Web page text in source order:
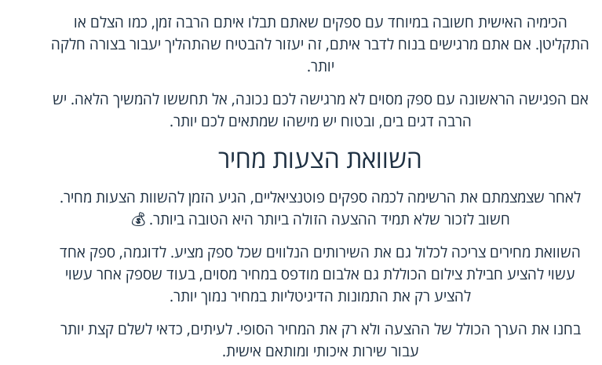
הכימיה האישית חשובה במיוחד עם ספקים שאתם תבלו איתם הרבה זמן, כמו הצלם או
התקליטן. אם אתם מרגישים בנוח לדבר איתם, זה יעזור להבטיח שהתהליך יעבור בצורה חלקה
יותר.
אם הפגישה הראשונה עם ספק מסוים לא מרגישה לכם נכונה, אל תחששו להמשיך הלאה. יש
הרבה דגים בים, ובטוח יש מישהו שמתאים לכם יותר.
השוואת הצעות מחיר
לאחר שצמצמתם את הרשימה לכמה ספקים פוטנציאליים, הגיע הזמן להשוות הצעות מחיר.
חשוב לזכור שלא תמיד ההצעה הזולה ביותר היא הטובה ביותר. 💰
השוואת מחירים צריכה לכלול גם את השירותים הנלווים שכל ספק מציע. לדוגמה, ספק אחד
עשוי להציע חבילת צילום הכוללת גם אלבום מודפס במחיר מסוים, בעוד שספק אחר עשוי
להציע רק את התמונות הדיגיטליות במחיר נמוך יותר.
בחנו את הערך הכולל של ההצעה ולא רק את המחיר הסופי. לעיתים, כדאי לשלם קצת יותר
עבור שירות איכותי ומותאם אישית.